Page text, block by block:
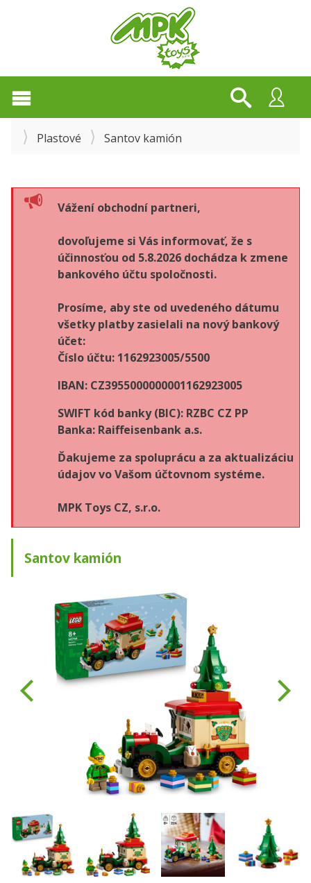
Plastové Santov kamión
Vážení obchodní partneri,
dovoľujeme si Vás informovať, že s
účinnosťou od 5.8.2026 dochádza k zmene
bankového účtu spoločnosti.
Prosíme, aby ste od uvedeného dátumu
všetky platby zasielali na nový bankový
účet:
Číslo účtu: 1162923005/5500
IBAN: CZ3955000000001162923005
SWIFT kód banky (BIC): RZBC CZ PP
Banka: Raiffeisenbank a.s.
Ďakujeme za spoluprácu a za aktualizáciu
údajov vo Vašom účtovnom systéme.
MPK Toys CZ, s.r.o.
Santov kamión